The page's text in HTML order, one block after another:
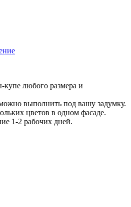
любого размера и
выполнить под вашу задумку.
цветов в одном фасаде.
1-2 рабочих дней.